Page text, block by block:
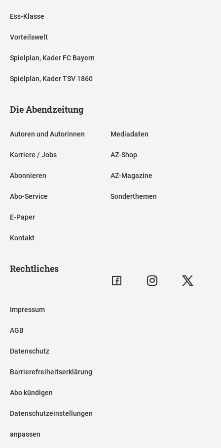
Ess-Klasse
Vorteilswelt
Spielplan, Kader FC Bayern
Spielplan, Kader TSV 1860
Die Abendzeitung
Autoren und Autorinnen
Karriere / Jobs
Abonnieren
Abo-Service
E-Paper
Kontakt
Mediadaten
AZ-Shop
AZ-Magazine
Sonderthemen
Rechtliches
Impressum
AGB
Datenschutz
Barrierefreiheitserklärung
Abo kündigen
Datenschutzeinstellungen
anpassen